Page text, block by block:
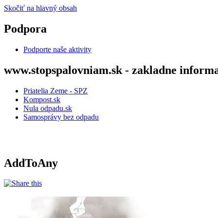
Skočiť na hlavný obsah
Podpora
Podporte naše aktivity
www.stopspalovniam.sk - zakladne
Priatelia Zeme - SPZ
Kompost.sk
Nula odpadu.sk
Samosprávy bez odpadu
AddToAny